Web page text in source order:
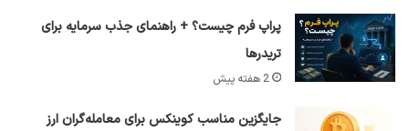
پراپ فرم چیست؟ + راهنمای جذب سرمایه برای
تریدرها
2 هفته پیش
جایگزین مناسب کوینکس برای معامله‌گران ارز